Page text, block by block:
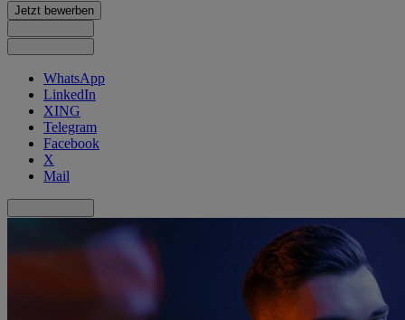
Jetzt bewerben
WhatsApp
LinkedIn
XING
Telegram
Facebook
X
Mail